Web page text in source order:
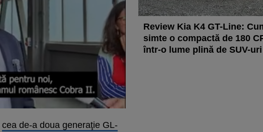
cea de-a doua generaţie GL-
Review Kia K4 GT-Line:
simte o compactă de 180
într-o lume plină de SUV-uri